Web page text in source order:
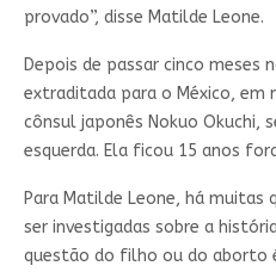
provado”, disse Matilde Leone.
Depois de passar cinco meses
extraditada para o México, em
cônsul japonês Nokuo Okuchi,
esquerda. Ela ficou 15 anos
Para Matilde Leone, há muitas
ser investigadas sobre a
questão do filho ou do aborto